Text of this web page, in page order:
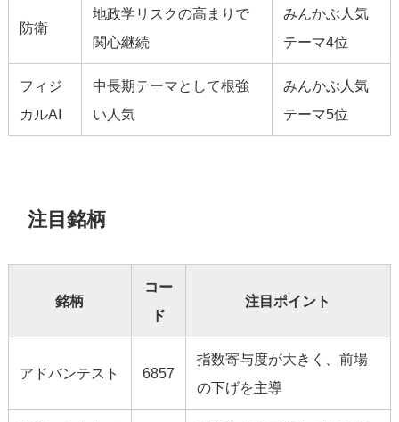
防衛
地政学リスクの高まりで
関心継続
みんかぶ人気
テーマ4位
フィジ
カルAI
中長期テーマとして根強
い人気
みんかぶ人気
テーマ5位
注目銘柄
銘柄
コー
ド
注目ポイント
アドバンテスト 6857
指数寄与度が大きく、前場
の下げを主導